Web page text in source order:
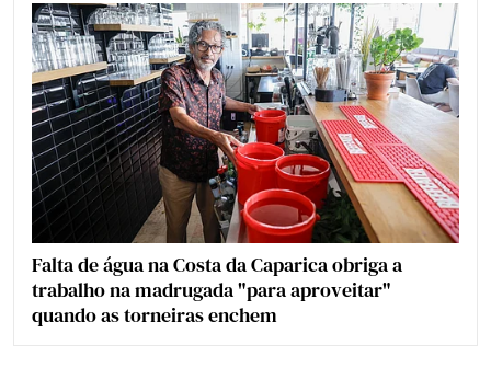
Falta de água na Costa da Caparica obriga a
trabalho na madrugada "para aproveitar"
quando as torneiras enchem